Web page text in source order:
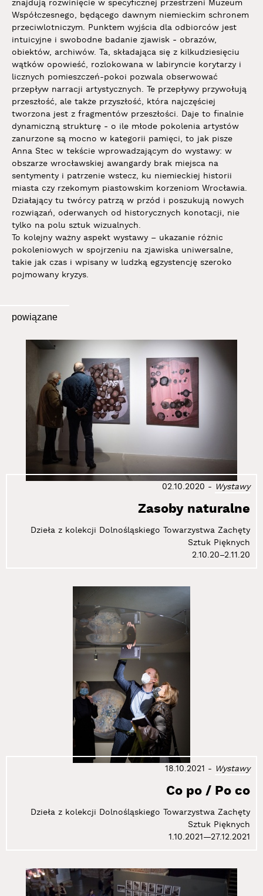
znajdują rozwinięcie w specyficznej przestrzeni Muzeum
Współczesnego, będącego dawnym niemieckim schronem
przeciwlotniczym. Punktem wyjścia dla odbiorców jest
intuicyjne i swobodne badanie zjawisk ‒ obrazów,
obiektów, archiwów. Ta, składająca się z kilkudziesięciu
wątków opowieść, rozlokowana w labiryncie korytarzy i
licznych pomieszczeń-pokoi pozwala obserwować
przepływ narracji artystycznych. Te przepływy przywołują
przeszłość, ale także przyszłość, która najczęściej
tworzona jest z fragmentów przeszłości. Daje to finalnie
dynamiczną strukturę ‒ o ile młode pokolenia artystów
zanurzone są mocno w kategorii pamięci, to jak pisze
Anna Stec w tekście wprowadzającym do wystawy: w
obszarze wrocławskiej awangardy brak miejsca na
sentymenty i patrzenie wstecz, ku niemieckiej historii
miasta czy rzekomym piastowskim korzeniom Wrocławia.
Działający tu twórcy patrzą w przód i poszukują nowych
rozwiązań, oderwanych od historycznych konotacji, nie
tylko na polu sztuk wizualnych.
To kolejny ważny aspekt wystawy – ukazanie różnic
pokoleniowych w spojrzeniu na zjawiska uniwersalne,
takie jak czas i wpisany w ludzką egzystencję szeroko
pojmowany kryzys.
powiązane
02.10.2020 - Wystawy
Zasoby naturalne
Dzieła z kolekcji Dolnośląskiego Towarzystwa Zachęty
Sztuk Pięknych
2.10.20–2.11.20
18.10.2021 - Wystawy
Co po / Po co
Dzieła z kolekcji Dolnośląskiego Towarzystwa Zachęty
Sztuk Pięknych
1.10.2021—27.12.2021